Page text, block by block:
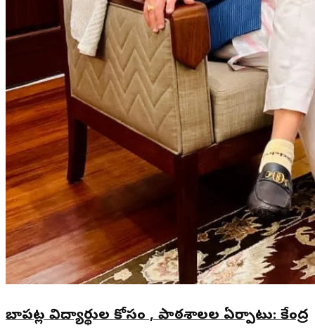
బాపట్ల విద్యార్థుల కోసం , పాఠశాలల ఏర్పాటు: కేంద్ర